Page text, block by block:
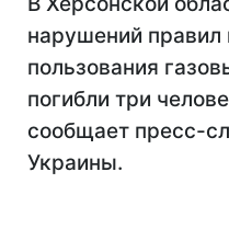
нарушений правил
пользования
погибли три
сообщает пресс-
Украины.